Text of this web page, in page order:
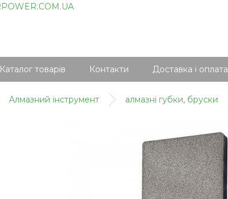
Каталог товарів Контакти Доставка і оплата
Алмазний інструмент алмазні губки, бруски